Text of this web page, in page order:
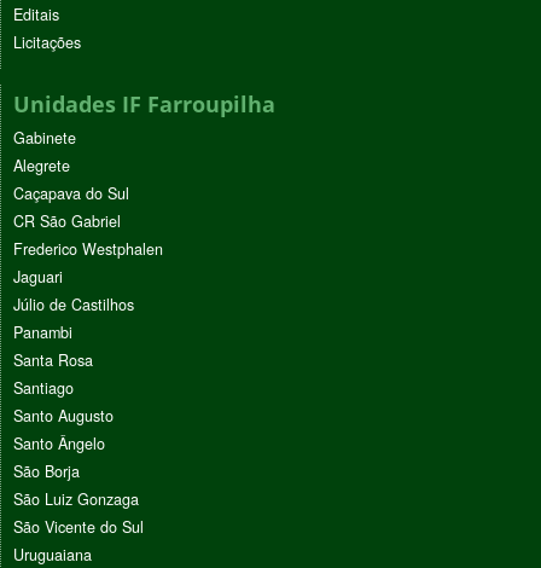
Editais
Licitações
Unidades IF Farroupilha
Gabinete
Alegrete
Caçapava do Sul
CR São Gabriel
Frederico Westphalen
Jaguari
Júlio de Castilhos
Panambi
Santa Rosa
Santiago
Santo Augusto
Santo Ângelo
São Borja
São Luiz Gonzaga
São Vicente do Sul
Uruguaiana